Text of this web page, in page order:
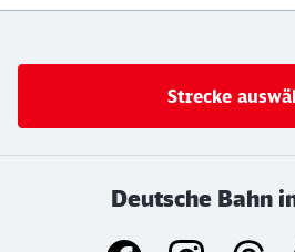
Strecke
Deutsche Bahn